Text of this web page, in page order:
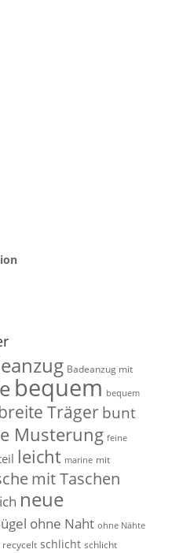
Badeanzug mit
bequem bequem
Träger bunt
Musterung feine
leicht marine mit
mit Taschen
neue
ohne Naht ohne Nähte
recycelt schlicht schlicht